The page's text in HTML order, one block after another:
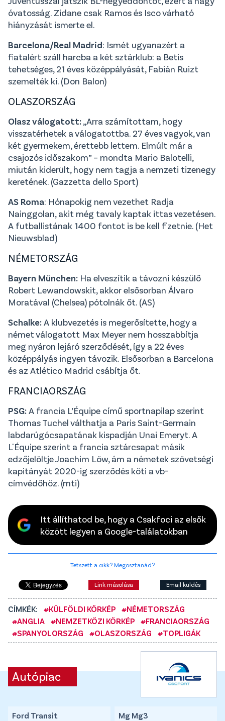
óvatosság. Zidane csak Ramos és Isco várható
hiányzását ismerte el.
Barcelona/Real Madrid: Ismét ugyanazért a
fiatalért száll harcba a két sztárklub: a Betis
tehetséges, 21 éves középpályását, Fabián Ruizt
szemelték ki. (Don Balon)
OLASZORSZÁG
Olasz válogatott:„Arra számítottam, hogy
visszatérhetek a válogatottba. 27 éves vagyok, van
két gyermekem, érettebb lettem. Elmúlt már a
csajozós időszakom” – mondta Mario Balotelli,
miután kiderült, hogy nem tagja a nemzeti tizenegy
keretének. (Gazzetta dello Sport)
AS Roma: Hónapokig nem vezethet Radja
Nainggolan, akit még tavaly kaptak ittas vezetésen.
A futballistának 1400 fontot is be kell fizetnie. (Het
Nieuwsblad)
NÉMETORSZÁG
Bayern München: Ha elveszítik a távozni készülő
Robert Lewandowskit, akkor elsősorban Álvaro
Moratával (Chelsea) pótolnák őt. (AS)
Schalke:A klubvezetés is megerősítette, hogy a
német válogatott Max Meyer nem hosszabbítja
meg nyáron lejáró szerződését, így a 22 éves
középpályás ingyen távozik. Elsősorban a Barcelona
és az Atlético Madrid csábítja őt.
FRANCIAORSZÁG
PSG:A francia L’Équipe című sportnapilap szerint
Thomas Tuchel válthatja a Paris Saint-Germain
labdarúgócsapatának kispadján Unai Emeryt. A
L'Équipe szerint a francia sztárcsapat másik
edzőjelöltje Joachim Löw, ám a németek szövetségi
kapitányát 2020-ig szerződés köti a vb-
címvédőhöz. (mti)
Itt állíthatod be, hogy a Csakfoci az elsők
között legyen a Google-találatokban
Tetszett a cikk? Megosztanád?
Link másolása Email küldés
CÍMKÉK: #KÜLFÖLDI KÖRKÉP
#NÉMETORSZÁG
#ANGLIA
#NEMZETKÖZI KÖRKÉP
#FRANCIAORSZÁG
#SPANYOLORSZÁG
#OLASZORSZÁG #TOPLIGÁK
Autópiac
Ford Transit Mg Mg3